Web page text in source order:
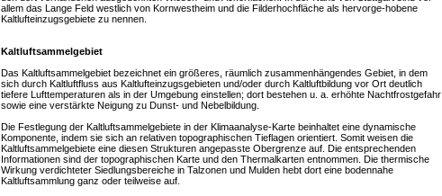
allem das Lange Feld westlich von Kornwestheim und die Filderhochfläche als hervorge-hobene
Kaltlufteinzugsgebiete zu nennen.
Kaltluftsammelgebiet
Das Kaltluftsammelgebiet bezeichnet ein größeres, räumlich zusammenhängendes Gebiet, in dem
sich durch Kaltluftfluss aus Kaltlufteinzugsgebieten und/oder durch Kaltluftbildung vor Ort deutlich
tiefere Lufttemperaturen als in der Umgebung einstellen; dort bestehen u. a. erhöhte Nachtfrostgefahr
sowie eine verstärkte Neigung zu Dunst- und Nebelbildung.
Die Festlegung der Kaltluftsammelgebiete in der Klimaanalyse-Karte beinhaltet eine dynamische
Komponente, indem sie sich an relativen topographischen Tieflagen orientiert. Somit weisen die
Kaltluftsammelgebiete eine diesen Strukturen angepasste Obergrenze auf. Die entsprechenden
Informationen sind der topographischen Karte und den Thermalkarten entnommen. Die thermische
Wirkung verdichteter Siedlungsbereiche in Talzonen und Mulden hebt dort eine bodennahe
Kaltluftsammlung ganz oder teilweise auf.